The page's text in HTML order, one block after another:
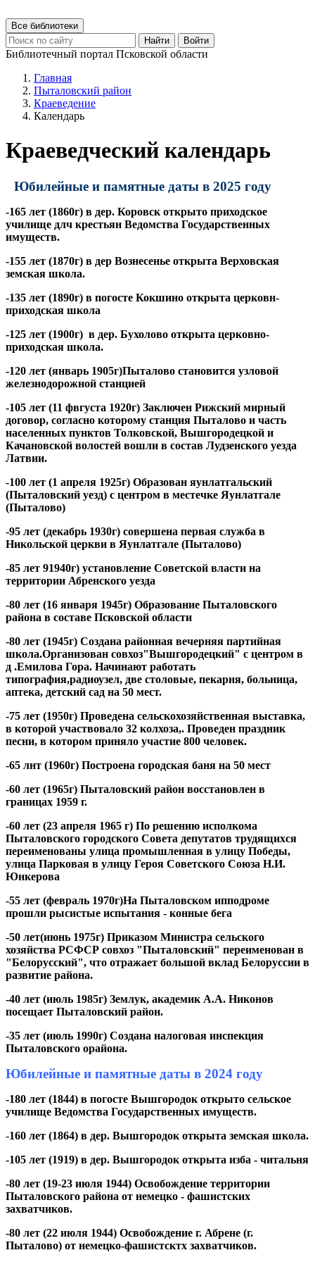
Все библиотеки
Найти
Войти
Библиотечный портал Псковской области
Главная
Пыталовский район
Краеведение
Календарь
Краеведческий календарь
Юбилейные и памятные даты в 2025 году
-165 лет (1860г) в дер. Коровск открыто приходское
училище длч крестьян Ведомства Государственных
имуществ.
-155 лет (1870г) в дер Вознесенье открыта Верховская
земская школа.
-135 лет (1890г) в погосте Кокшино открыта церковн-
приходская школа
-125 лет (1900г) в дер. Бухолово открыта церковно-
приходская школа.
-120 лет (январь 1905г)Пыталово становится узловой
железнодорожной станцией
-105 лет (11 фвгуста 1920г) Заключен Рижский мирный
договор, согласно которому станция Пыталово и часть
населенных пунктов Толковской, Вышгородецкой и
Качановской волостей вошли в состав Лудзенского уезда
Латвии.
-100 лет (1 апреля 1925г) Образован яунлатгальский
(Пыталовский уезд) с центром в местечке Яунлатгале
(Пыталово)
-95 лет (декабрь 1930г) совершена первая служба в
Никольской церкви в Яунлатгале (Пыталово)
-85 лет 91940г) установление Советской власти на
территории Абренского уезда
-80 лет (16 января 1945г) Образование Пыталовского
района в составе Псковской области
-80 лет (1945г) Создана районная вечерняя партийная
школа.Организован совхоз"Вышгородецкий" с центром в
д .Емилова Гора. Начинают работать
типография,радиоузел, две столовые, пекарня, больница,
аптека, детский сад на 50 мест.
-75 лет (1950г) Проведена сельскохозяйственная выставка,
в которой участвовало 32 колхоза,. Проведен праздник
песни, в котором приняло участие 800 человек.
-65 лнт (1960г) Построена городская баня на 50 мест
-60 лет (1965г) Пыталовский район восстановлен в
границах 1959 г.
-60 лет (23 апреля 1965 г) По решению исполкома
Пыталовского городского Совета депутатов трудящихся
переименованы улица промышленная в улицу Победы,
улица Парковая в улицу Героя Советского Союза Н.И.
Юнкерова
-55 лет (февраль 1970г)На Пыталовском ипподроме
прошли рысистые испытания - конные бега
-50 лет(июнь 1975г) Приказом Министра сельского
хозяйства РСФСР совхоз "Пыталовский" переименован в
"Белорусский", что отражает большой вклад Белоруссии в
развитие района.
-40 лет (июль 1985г) Землук, академик А.А. Никонов
посещает Пыталовский район.
-35 лет (июль 1990г) Создана налоговая инспекция
Пыталовского орайона.
Юбилейные и памятные даты в 2024 году
-180 лет (1844) в погосте Вышгородок открыто сельское
училище Ведомства Государственных имуществ.
-160 лет (1864) в дер. Вышгородок открыта земская школа.
-105 лет (1919) в дер. Вышгородок открыта изба - читальня
-80 лет (19-23 июля 1944) Освобождение территории
Пыталовского района от немецко - фашистских
захватчиков.
-80 лет (22 июля 1944) Освобождение г. Абрене (г.
Пыталово) от немецко-фашистсктх захватчиков.